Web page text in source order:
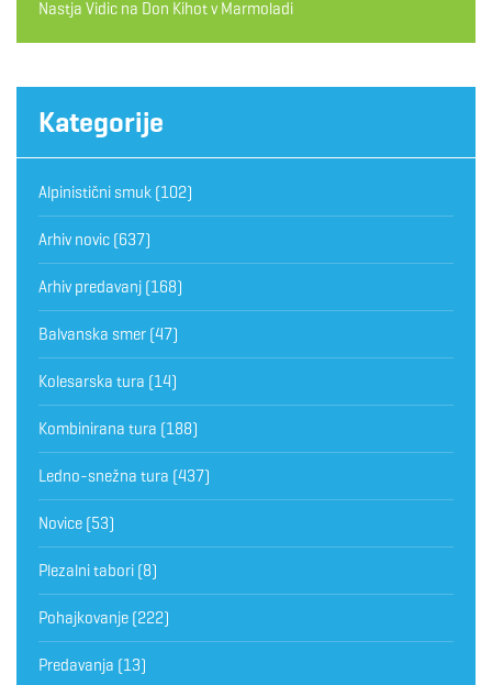
Nastja Vidic na Don Kihot v Marmoladi
Kategorije
Alpinistični smuk (102)
Arhiv novic (637)
Arhiv predavanj (168)
Balvanska smer (47)
Kolesarska tura (14)
Kombinirana tura (188)
Ledno-snežna tura (437)
Novice (53)
Plezalni tabori (8)
Pohajkovanje (222)
Predavanja (13)